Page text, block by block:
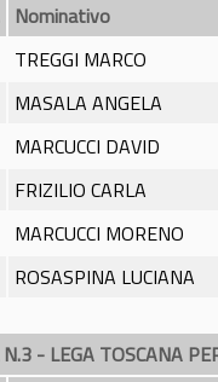
Nominativo
TREGGI MARCO
MASALA ANGELA
MARCUCCI DAVID
FRIZILIO CARLA
MARCUCCI MORENO
ROSASPINA LUCIANA
- LEGA TOSCANA